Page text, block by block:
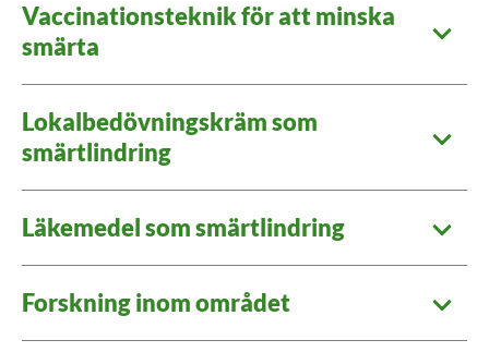
Vaccinationsteknik för att minska
smärta
Lokalbedövningskräm som
smärtlindring
Läkemedel som smärtlindring
Forskning inom området